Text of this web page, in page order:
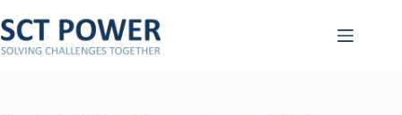
para
o
conteúdo